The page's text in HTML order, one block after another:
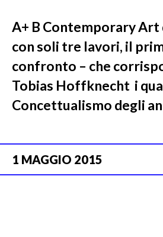
A+ B Contemporary Art
con soli tre lavori, il
confronto – che
Tobias Hoffknecht i
Concettualismo degli
1 MAGGIO 2015